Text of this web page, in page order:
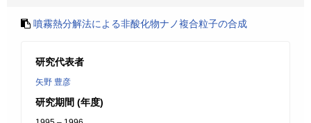
噴霧熱分解法による非酸化物ナノ複合粒子の合成
研究代表者
矢野 豊彦
研究期間 (年度)